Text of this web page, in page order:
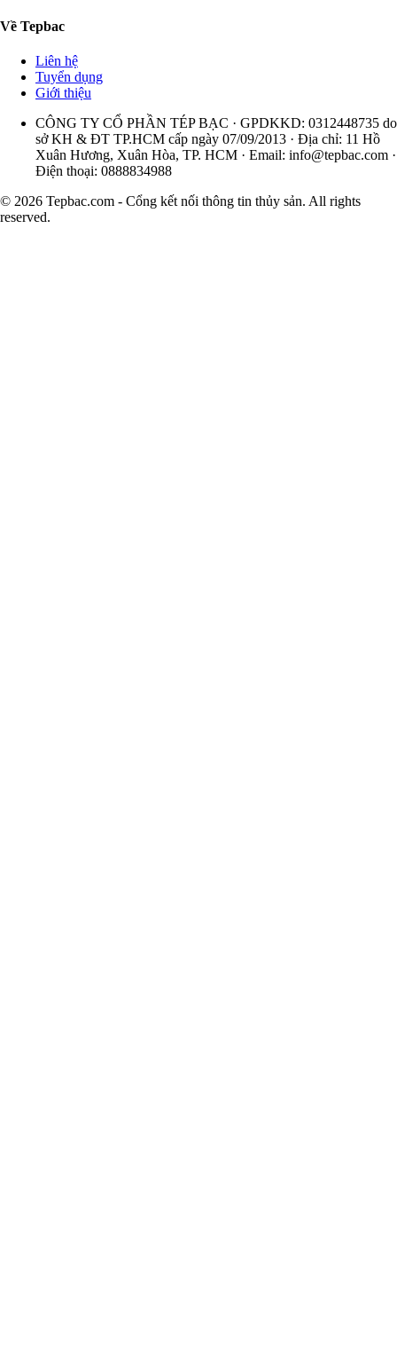
Về Tepbac
Liên hệ
Tuyển dụng
Giới thiệu
CÔNG TY CỔ PHẦN TÉP BẠC · GPDKKD: 0312448735 do
sở KH & ĐT TP.HCM cấp ngày 07/09/2013 · Địa chỉ: 11 Hồ
Xuân Hương, Xuân Hòa, TP. HCM · Email: info@tepbac.com ·
Điện thoại: 0888834988
© 2026 Tepbac.com - Cổng kết nối thông tin thủy sản. All rights
reserved.